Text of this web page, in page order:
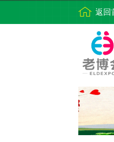
返回